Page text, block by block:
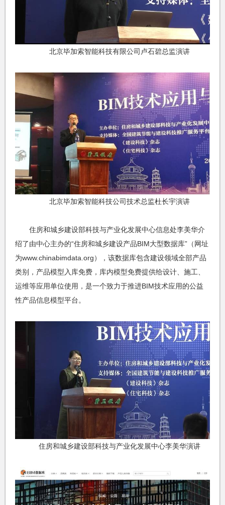
北京毕加索智能科技有限公司卢石碧总监演讲
北京毕加索智能科技公司技术总监杜长宇演讲
住房和城乡建设部科技与产业化发展中心信息处李美华介
绍了由中心主办的“住房和城乡建设产品BIM大型数据库”（网址
为www.chinabimdata.org），该数据库包含建设领域全部产品
类别，产品模型入库免费，库内模型免费提供给设计、施工、
运维等应用单位使用，是一个致力于推进BIM技术应用的公益
性产品信息模型平台。
住房和城乡建设部科技与产业化发展中心李美华演讲